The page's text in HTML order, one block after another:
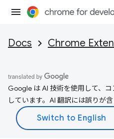
Docs Chrome
Google は AI 技術を使用して、
しています。AI 翻訳には誤りが